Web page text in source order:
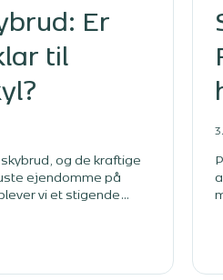
Er
til
og de kraftige
ejendomme på
vi et stigende